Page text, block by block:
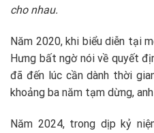
cho nhau.
Năm 2020, khi biểu diễn tại
Hưng bất ngờ nói về quyết
đã đến lúc cần dành thời
khoảng ba năm tạm dừng,
Năm 2024, trong dịp kỷ